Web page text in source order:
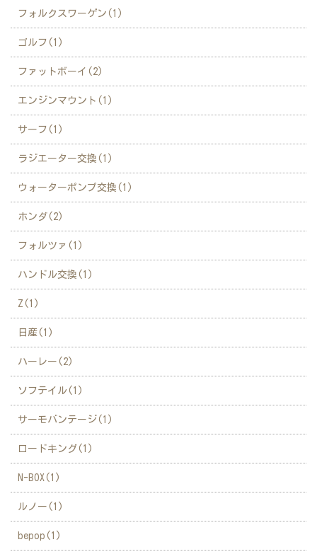
フォルクスワーゲン(1)
ゴルフ(1)
ファットボーイ(2)
エンジンマウント(1)
サーフ(1)
ラジエーター交換(1)
ウォーターポンプ交換(1)
ホンダ(2)
フォルツァ(1)
ハンドル交換(1)
Z(1)
日産(1)
ハーレー(2)
ソフテイル(1)
サーモバンテージ(1)
ロードキング(1)
N-BOX(1)
ルノー(1)
bepop(1)